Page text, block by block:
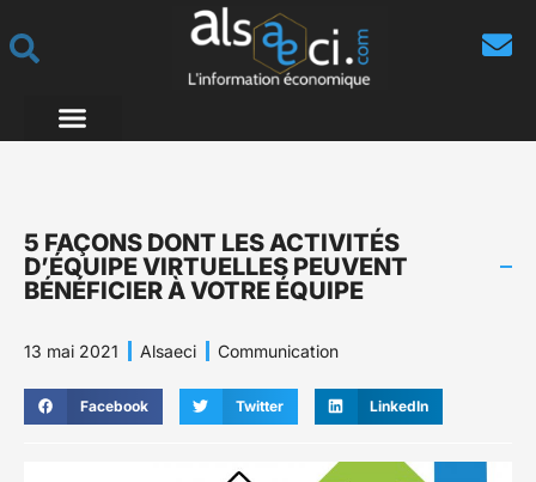
5 FAÇONS DONT LES ACTIVITÉS
D’ÉQUIPE VIRTUELLES PEUVENT
BÉNÉFICIER À VOTRE ÉQUIPE
13 mai 2021 Alsaeci Communication
Facebook Twitter LinkedIn